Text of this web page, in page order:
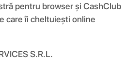
pentru browser și CashClub
care îi cheltuiești online
S.R.L.